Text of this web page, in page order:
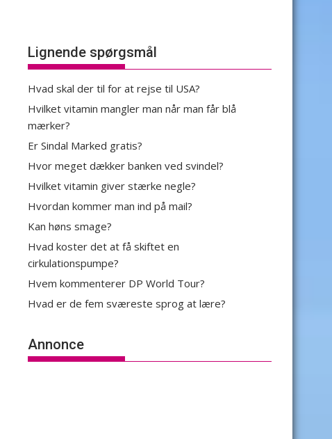
Lignende spørgsmål
Hvad skal der til for at rejse til USA?
Hvilket vitamin mangler man når man får blå
mærker?
Er Sindal Marked gratis?
Hvor meget dækker banken ved svindel?
Hvilket vitamin giver stærke negle?
Hvordan kommer man ind på mail?
Kan høns smage?
Hvad koster det at få skiftet en
cirkulationspumpe?
Hvem kommenterer DP World Tour?
Hvad er de fem sværeste sprog at lære?
Annonce